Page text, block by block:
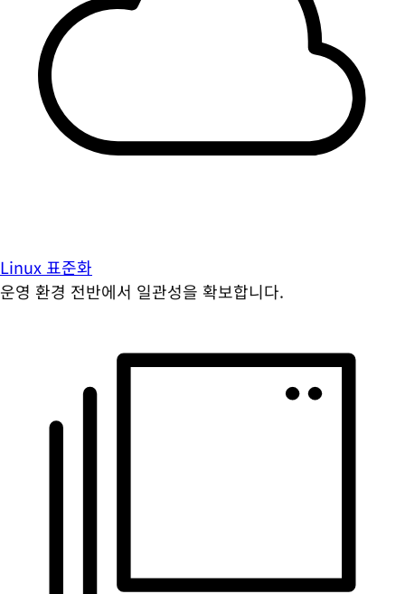
Linux 표준화
운영 환경 전반에서 일관성을 확보합니다.